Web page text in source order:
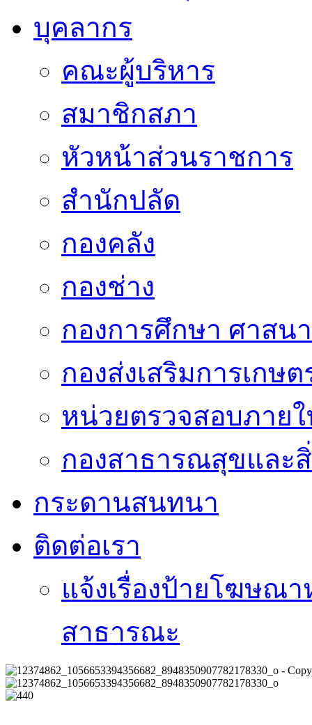
บุคลากร
คณะผู้บริหาร
สมาชิกสภา
หัวหน้าส่วนราชการ
สำนักปลัด
กองคลัง
กองช่าง
กองการศึกษา ศาสน
กองส่งเสริมการเกษต
หน่วยตรวจสอบภาย
กองสาธารณสุขและ
กระดานสนทนา
ติดต่อเรา
แจ้งเรื่องป้ายโฆษณ
สาธารณะ